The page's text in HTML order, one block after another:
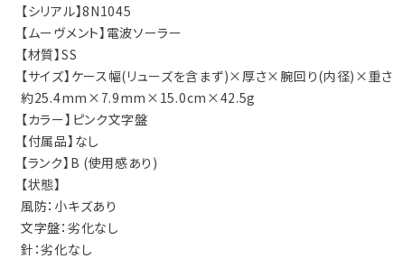
【シリアル】8N1045
【ムーヴメント】電波ソーラー
【材質】SS
【サイズ】ケース幅(リューズを含まず)×厚さ×腕回り(内径)×重さ
約25.4mm×7.9mm×15.0cm×42.5g
【カラー】ピンク文字盤
【付属品】なし
【ランク】B (使用感あり)
【状態】
風防：小キズあり
文字盤：劣化なし
針：劣化なし